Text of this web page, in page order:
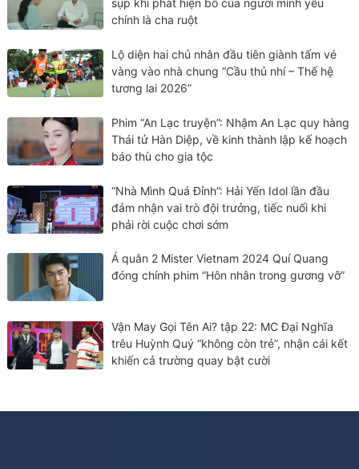
sụp khi phát hiện bố của người mình yêu
chính là cha ruột
Lộ diện hai chủ nhân đầu tiên giành tấm vé
vàng vào nhà chung “Cầu thủ nhí – Thế hệ
tương lai 2026”
Phim “An Lạc truyện”: Nhậm An Lạc quy hàng
Thái tử Hàn Diệp, về kinh thành lập kế hoạch
báo thù cho gia tộc
“Nhà Mình Quá Đỉnh”: Hải Yến Idol lần đầu
đảm nhận vai trò đội trưởng, tiếc nuối khi
phải rời cuộc chơi sớm
Á quân 2 Mister Vietnam 2024 Quí Quang
đóng chính phim “Hôn nhân trong gương vỡ”
Vận May Gọi Tên Ai? tập 22: MC Đại Nghĩa
trêu Huỳnh Quý “không còn trẻ”, nhận cái kết
khiến cả trường quay bật cười